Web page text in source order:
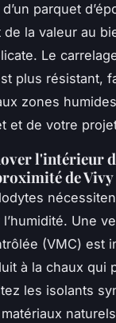
parquet
de la valeur au
Le
plus résistant,
zones
et de votre
l'intérieur
de Vivy
Une
(VMC) est
à la chaux qui
les isolants